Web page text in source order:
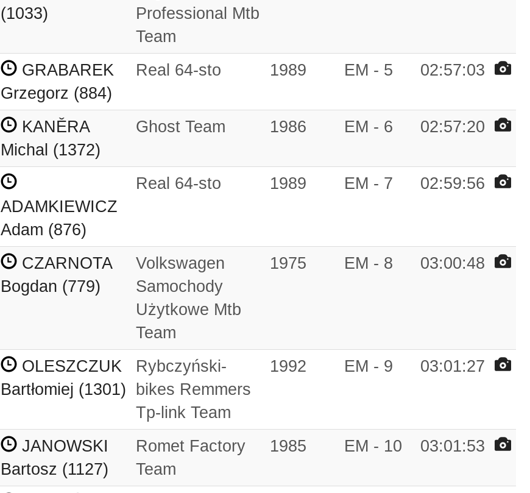
(1033)
Professional Mtb
Team
GRABAREK
Grzegorz (884)
Real 64-sto 1989 EM - 5 02:57:03
KANĚRA
Michal (1372)
Ghost Team 1986 EM - 6 02:57:20
ADAMKIEWICZ
Adam (876)
Real 64-sto 1989 EM - 7 02:59:56
CZARNOTA
Bogdan (779)
Volkswagen
Samochody
Użytkowe Mtb
Team
1975 EM - 8 03:00:48
OLESZCZUK
Bartłomiej (1301)
Rybczyński-
bikes Remmers
Tp-link Team
1992 EM - 9 03:01:27
JANOWSKI
Bartosz (1127)
Romet Factory
Team
1985 EM - 10 03:01:53